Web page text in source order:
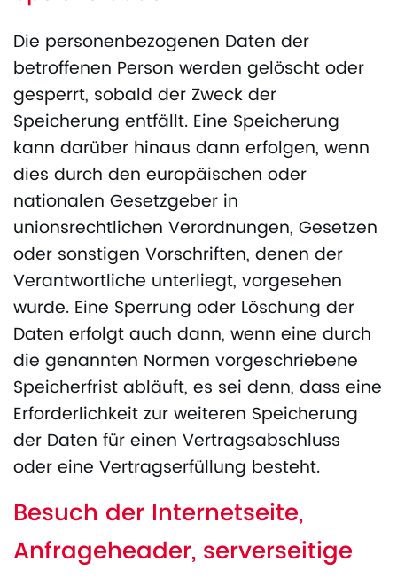
Die personenbezogenen Daten der
betroffenen Person werden gelöscht oder
gesperrt, sobald der Zweck der
Speicherung entfällt. Eine Speicherung
kann darüber hinaus dann erfolgen, wenn
dies durch den europäischen oder
nationalen Gesetzgeber in
unionsrechtlichen Verordnungen, Gesetzen
oder sonstigen Vorschriften, denen der
Verantwortliche unterliegt, vorgesehen
wurde. Eine Sperrung oder Löschung der
Daten erfolgt auch dann, wenn eine durch
die genannten Normen vorgeschriebene
Speicherfrist abläuft, es sei denn, dass eine
Erforderlichkeit zur weiteren Speicherung
der Daten für einen Vertragsabschluss
oder eine Vertragserfüllung besteht.
Besuch der Internetseite,
Anfrageheader, serverseitige